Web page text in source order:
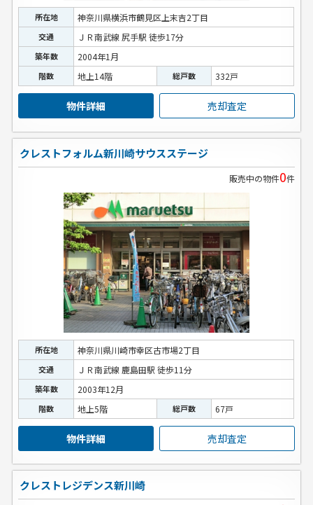
所在地 神奈川県横浜市鶴見区上末吉2丁目
交通 ＪＲ南武線 尻手駅 徒歩17分
築年数 2004年1月
階数 地上14階 総戸数 332戸
物件詳細 売却査定
クレストフォルム新川崎サウスステージ
販売中の物件0件
所在地 神奈川県川崎市幸区古市場2丁目
交通 ＪＲ南武線 鹿島田駅 徒歩11分
築年数 2003年12月
階数 地上5階 総戸数 67戸
物件詳細 売却査定
クレストレジデンス新川崎